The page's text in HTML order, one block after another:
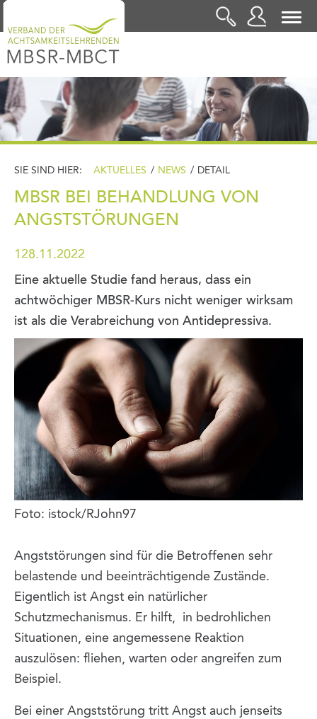
LOGIN
SIE SIND HIER: AKTUELLES / NEWS / DETAIL
MBSR BEI BEHANDLUNG VON
ANGSTSTÖRUNGEN
128.11.2022
Eine aktuelle Studie fand heraus, dass ein
achtwöchiger MBSR-Kurs nicht weniger wirksam
ist als die Verabreichung von Antidepressiva.
Foto: istock/RJohn97
Angststörungen sind für die Betroffenen sehr
belastende und beeinträchtigende Zustände.
Eigentlich ist Angst ein natürlicher
Schutzmechanismus. Er hilft, in bedrohlichen
Situationen, eine angemessene Reaktion
auszulösen: fliehen, warten oder angreifen zum
Beispiel.
Bei einer Angststörung tritt Angst auch jenseits